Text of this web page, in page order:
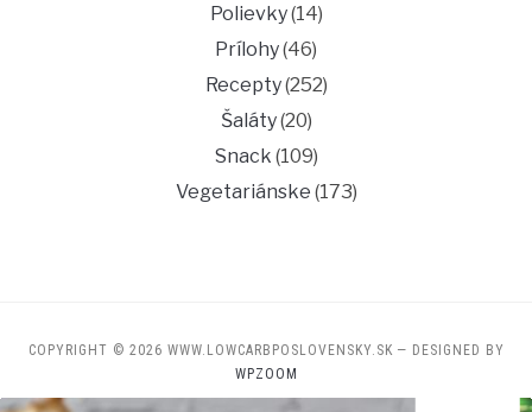
Polievky(14)
Prílohy(46)
Recepty(252)
Šaláty(20)
Snack (109)
Vegetariánske (173)
COPYRIGHT © 2026 WWW.LOWCARBPOSLOVENSKY.SK — DESIGNED BY
WPZOOM